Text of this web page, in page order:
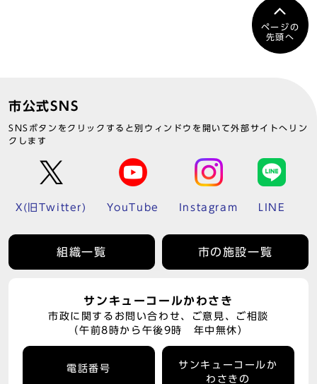
ページの
先頭へ
市公式SNS
SNSボタンをクリックすると別ウィンドウを開いて外部サイトへリン
クします
X(旧Twitter) YouTube Instagram LINE
組織一覧 市の施設一覧
サンキューコールかわさき
市政に関するお問い合わせ、ご意見、ご相談
（午前8時から午後9時 年中無休）
電話番号
サンキューコールか
わさきの